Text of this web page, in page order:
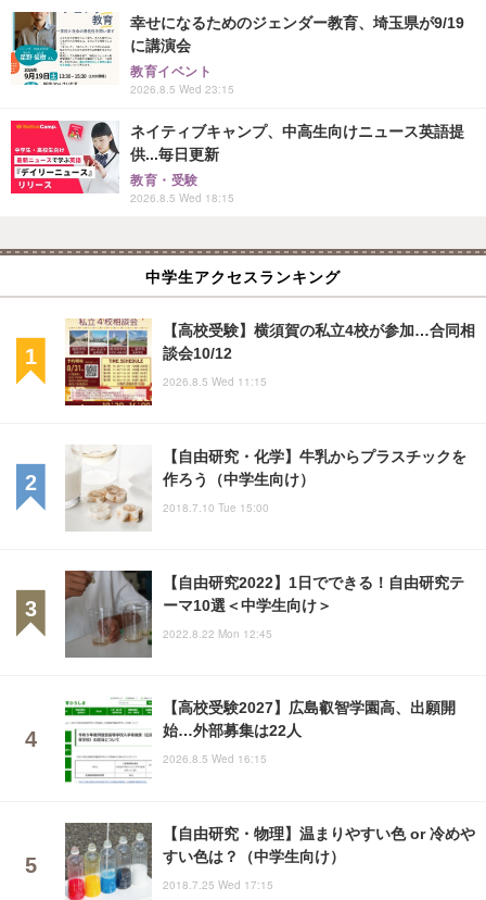
幸せになるためのジェンダー教育、埼玉県が9/19
に講演会
教育イベント
2026.8.5 Wed 23:15
ネイティブキャンプ、中高生向けニュース英語提
供...毎日更新
教育・受験
2026.8.5 Wed 18:15
中学生アクセスランキング
【高校受験】横須賀の私立4校が参加…合同相
談会10/12
2026.8.5 Wed 11:15
【自由研究・化学】牛乳からプラスチックを
作ろう（中学生向け）
2018.7.10 Tue 15:00
【自由研究2022】1日でできる！自由研究テ
ーマ10選＜中学生向け＞
2022.8.22 Mon 12:45
【高校受験2027】広島叡智学園高、出願開
始…外部募集は22人
2026.8.5 Wed 16:15
【自由研究・物理】温まりやすい色 or 冷めや
すい色は？（中学生向け）
2018.7.25 Wed 17:15